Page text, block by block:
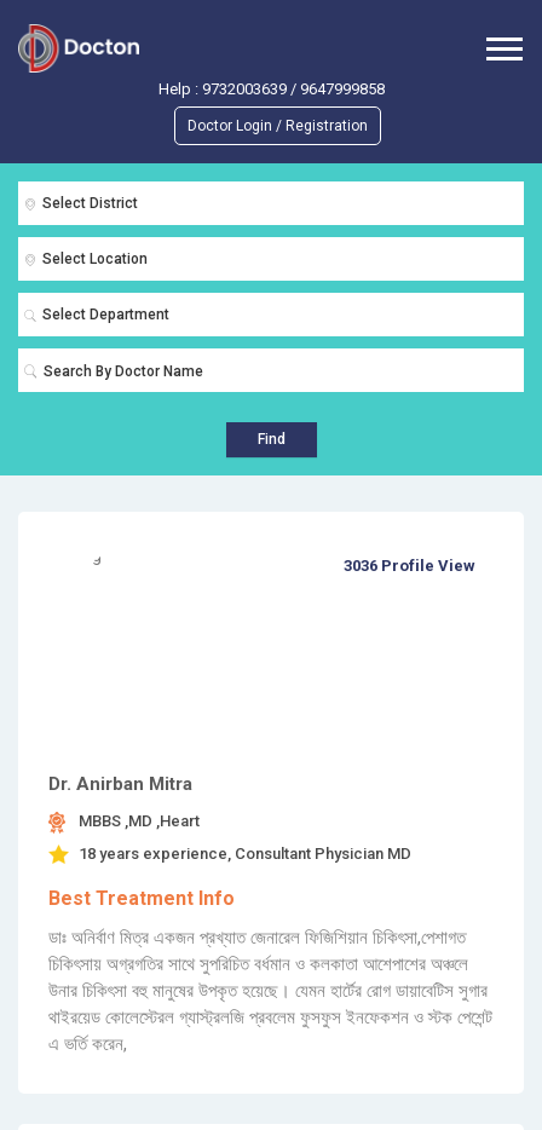
Help : 9732003639/ 9647999858
Doctor Login / Registration
Select District
Select Location
Select Department
Find
Dr. Anirban Mitra
MBBS ,MD ,Heart
18 years experience, Consultant Physician MD
Best Treatment Info
ডাঃ অনির্বাণ মিত্র একজন প্রখ্যাত জেনারেল ফিজিশিয়ান চিকিৎসা,পেশাগত
চিকিৎসায় অগ্রগতির সাথে সুপরিচিত বর্ধমান ও কলকাতা আশেপাশের অঞ্চলে
উনার চিকিৎসা বহু মানুষের উপকৃত হয়েছে। যেমন হার্টের রোগ ডায়াবেটিস সুগার
থাইরয়েড কোলেস্টেরল গ্যাস্ট্রলজি প্রবলেম ফুসফুস ইনফেকশন ও স্টক পেশেন্ট
এ ভর্তি করেন,
3036 Profile View